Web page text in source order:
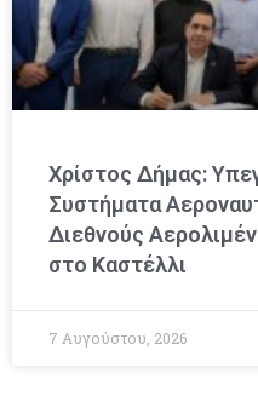
Χρίστος Δήμας:
Συστήματα
Διεθνούς
στο Καστέλλι
7 Αυγούστου, 2026